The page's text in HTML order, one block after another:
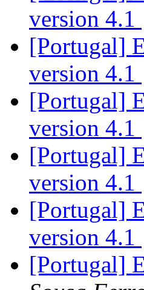
version 4.1
[Portugal]
version 4.1
[Portugal]
version 4.1
[Portugal]
version 4.1
[Portugal]
version 4.1
[Portugal]